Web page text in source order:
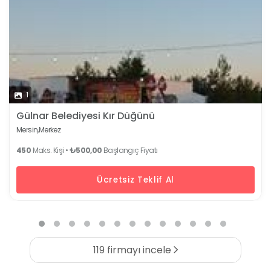
1
Gülnar Belediyesi Kır Düğünü
Mersin,Merkez
450 Maks. Kişi •₺500,00 Başlangıç Fiyatı
Ücretsiz Teklif Al
119 firmayı incele